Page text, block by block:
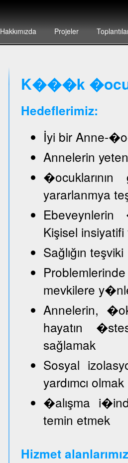
Hakkımızda Projeler
K���k
Hedeflerimiz:
İyi bir Anne-
Annelerin
yararlanmya
Kişisel
Sağlığın teşviki
mevkilere
Annelerin,
hayatın
sağlamak
Sosyal
yardımcı olmak
�alışma
temin etmek
Hizmet